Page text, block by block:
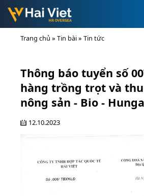
Trang chủ » Tin bài» Tin tức
Thông báo tuyển số
hàng trồng trọt và
nông sản - Bio -
12.10.2023